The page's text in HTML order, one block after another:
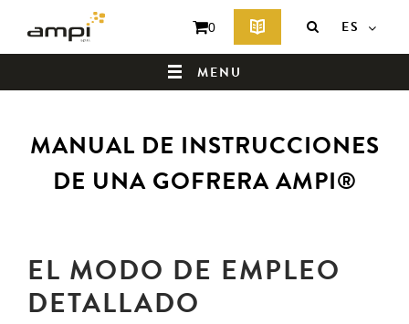
MENU
PÁGINA DE INICIO
0 ES
MANUAL DE INSTRUCCIONES
DE UNA GOFRERA AMPI®
EL MODO DE EMPLEO
DETALLADO